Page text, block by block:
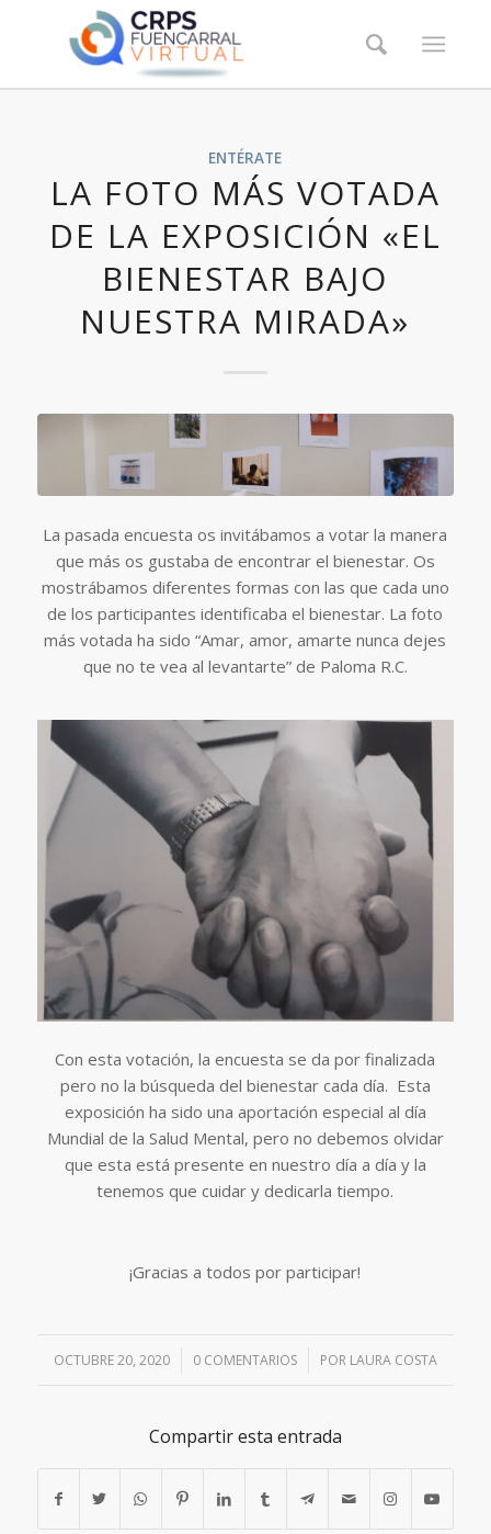
ENTÉRATE
LA FOTO MÁS VOTADA
DE LA EXPOSICIÓN «EL
BIENESTAR BAJO
NUESTRA MIRADA»
La pasada encuesta os invitábamos a votar la manera
que más os gustaba de encontrar el bienestar. Os
mostrábamos diferentes formas con las que cada uno
de los participantes identificaba el bienestar. La foto
más votada ha sido “Amar, amor, amarte nunca dejes
que no te vea al levantarte” de Paloma R.C.
Con esta votación, la encuesta se da por finalizada
pero no la búsqueda del bienestar cada día. Esta
exposición ha sido una aportación especial al día
Mundial de la Salud Mental, pero no debemos olvidar
que esta está presente en nuestro día a día y la
tenemos que cuidar y dedicarla tiempo.
¡Gracias a todos por participar!
OCTUBRE 20, 2020
/ 0 COMENTARIOS
/ POR LAURA COSTA
Compartir esta entrada